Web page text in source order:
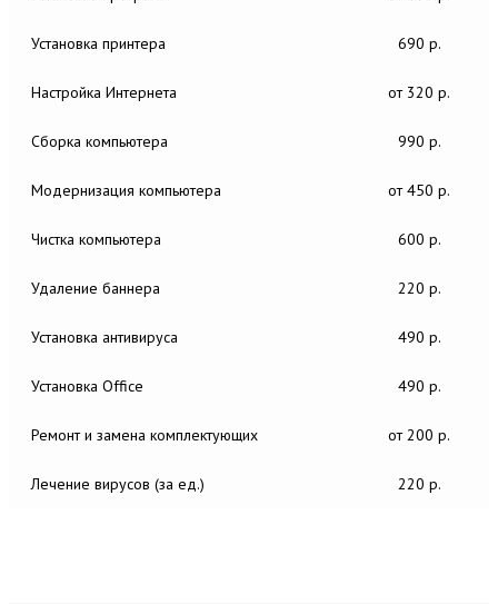
Установка принтера 690 р.
Настройка Интернета от 320 р.
Сборка компьютера 990 р.
Модернизация компьютера от 450 р.
Чистка компьютера 600 р.
Удаление баннера 220 р.
Установка антивируса 490 р.
Установка Office 490 р.
Ремонт и замена комплектующих от 200 р.
Лечение вирусов (за ед.) 220 р.